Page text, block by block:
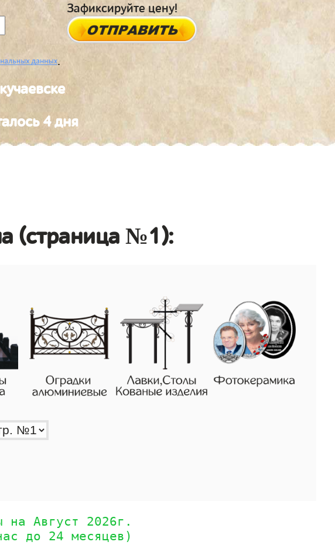
Зафиксируйте цену!
.
4 дня
(страница №1):
на Август 2026г.
до 24 месяцев)